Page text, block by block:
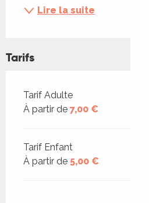
Lire la suite
Tarifs
Tarifs 2026
Tarif Adulte
À partir de 7,00 €
Tarif Enfant
À partir de 5,00 €